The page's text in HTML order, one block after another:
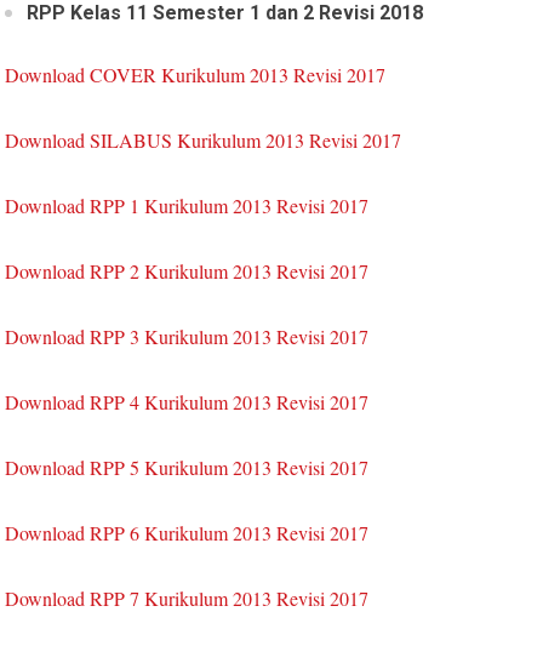
RPP Kelas 11 Semester 1 dan 2 Revisi 2018
Download COVER Kurikulum 2013 Revisi 2017
Download SILABUS Kurikulum 2013 Revisi 2017
Download RPP 1 Kurikulum 2013 Revisi 2017
Download RPP 2 Kurikulum 2013 Revisi 2017
Download RPP 3 Kurikulum 2013 Revisi 2017
Download RPP 4 Kurikulum 2013 Revisi 2017
Download RPP 5 Kurikulum 2013 Revisi 2017
Download RPP 6 Kurikulum 2013 Revisi 2017
Download RPP 7 Kurikulum 2013 Revisi 2017